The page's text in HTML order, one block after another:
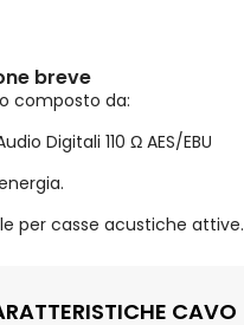
breve
composto da:
Digitali 110 Ω AES/EBU
per casse acustiche attive.
CAVO